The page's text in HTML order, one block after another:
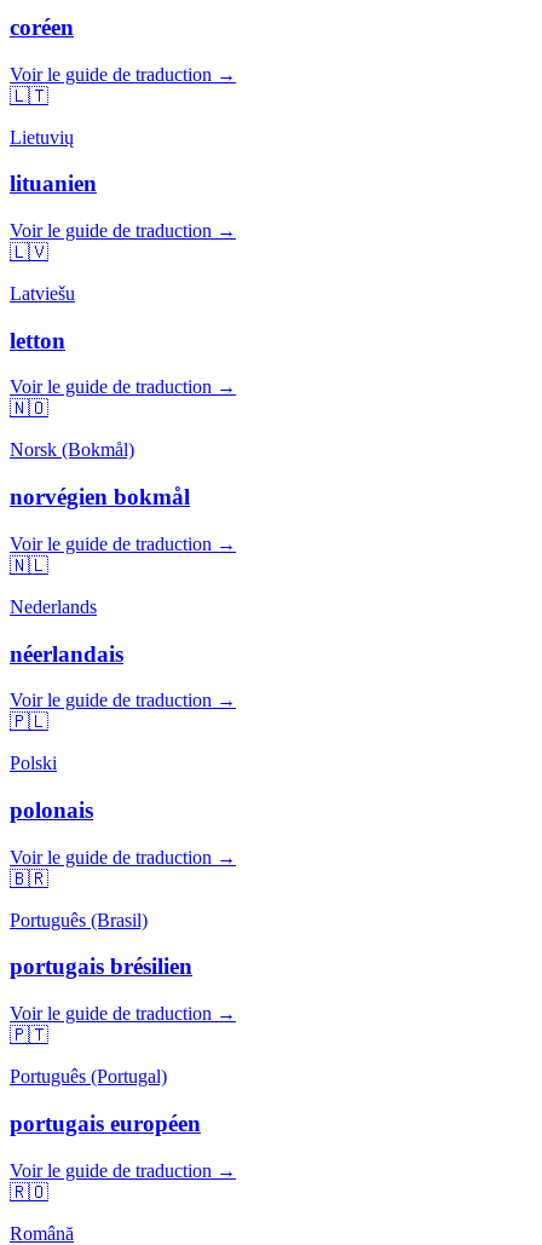
coréen
Voir le guide de traduction →
🇱🇹
Lietuvių
lituanien
Voir le guide de traduction →
🇱🇻
Latviešu
letton
Voir le guide de traduction →
🇳🇴
Norsk (Bokmål)
norvégien bokmål
Voir le guide de traduction →
🇳🇱
Nederlands
néerlandais
Voir le guide de traduction →
🇵🇱
Polski
polonais
Voir le guide de traduction →
🇧🇷
Português (Brasil)
portugais brésilien
Voir le guide de traduction →
🇵🇹
Português (Portugal)
portugais européen
Voir le guide de traduction →
🇷🇴
Română